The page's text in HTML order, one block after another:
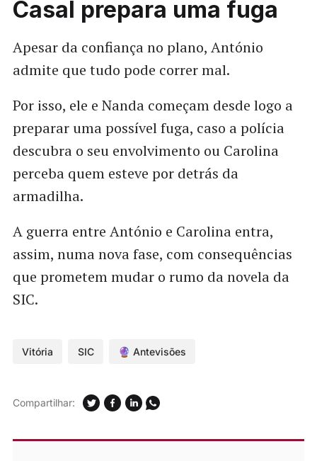
Casal prepara uma fuga
Apesar da confiança no plano, António
admite que tudo pode correr mal.
Por isso, ele e Nanda começam desde logo a
preparar uma possível fuga, caso a polícia
descubra o seu envolvimento ou Carolina
perceba quem esteve por detrás da
armadilha.
A guerra entre António e Carolina entra,
assim, numa nova fase, com consequências
que prometem mudar o rumo da novela da
SIC.
Vitória SIC 🔮 Antevisões
Compartilhar: